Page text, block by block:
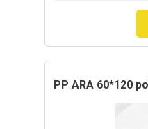
PP ARA 60*120